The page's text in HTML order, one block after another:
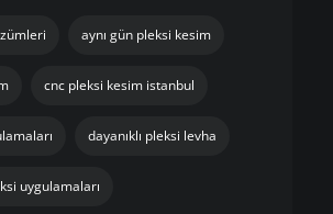
aynı gün pleksi kesim
cnc pleksi kesim istanbul
dayanıklı pleksi levha
uygulamaları